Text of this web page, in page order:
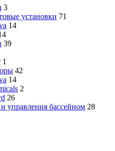
3
установки 71
14
39
1
42
14
2
26
управления бассейном 28